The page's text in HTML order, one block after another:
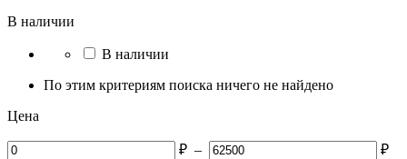
В наличии
В наличии
По этим критериям поиска ничего не найдено
Цена
₽ – ₽